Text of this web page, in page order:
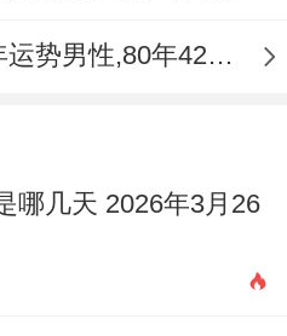
1980年属猴人2022年运势男性,80年42岁属猴男2022年每月运程怎么样
哪几天 2026年3月26